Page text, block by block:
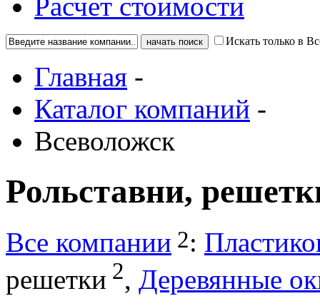
Искать только в
Главная -
Каталог компаний -
Всеволожск
Рольставни,
Все компании 2:
решетки 2, Деревянные